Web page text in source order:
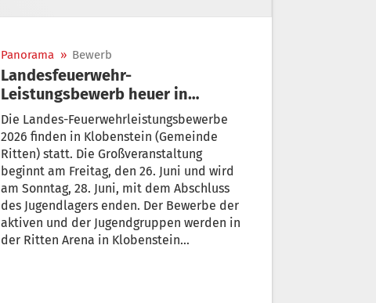
Panorama » Bewerb
Landesfeuerwehr-
Leistungsbewerb heuer in
Lengmoos/Klobenstein
Die Landes-Feuerwehrleistungsbewerbe
2026 finden in Klobenstein (Gemeinde
Ritten) statt. Die Großveranstaltung
beginnt am Freitag, den 26. Juni und wird
am Sonntag, 28. Juni, mit dem Abschluss
des Jugendlagers enden. Der Bewerbe der
aktiven und der Jugendgruppen werden in
der Ritten Arena in Klobenstein